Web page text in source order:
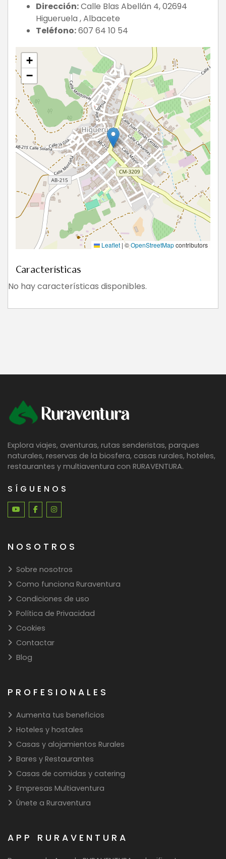
Dirección:Calle Blas Abellán 4, 02694
Higueruela , Albacete
Teléfono:607 64 10 54
+
−
Leaflet |©OpenStreetMapcontributors
Características
No hay características disponibles.
Ruraventura
Explora viajes, aventuras, rutas senderistas, parques
naturales, reservas de la biosfera, casas rurales, hoteles,
restaurantes y multiaventura con RURAVENTURA.
SÍGUENOS
NOSOTROS
Sobre nosotros
Como funciona Ruraventura
Condiciones de uso
Política de Privacidad
Cookies
Contactar
Blog
PROFESIONALES
Aumenta tus beneficios
Hoteles y hostales
Casas y alojamientos Rurales
Bares y Restaurantes
Casas de comidas y catering
Empresas Multiaventura
Únete a Ruraventura
APP RURAVENTURA